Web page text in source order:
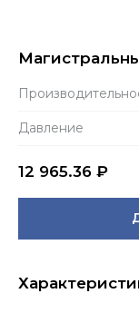
Давление
12 965.36 ₽